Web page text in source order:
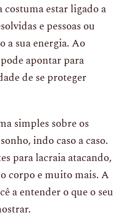
estar ligado a
e pessoas ou
a sua energia. Ao
apontar para
de se proteger
simples sobre os
indo caso a caso.
para lacraia atacando,
corpo e muito mais. A
a entender o que o seu